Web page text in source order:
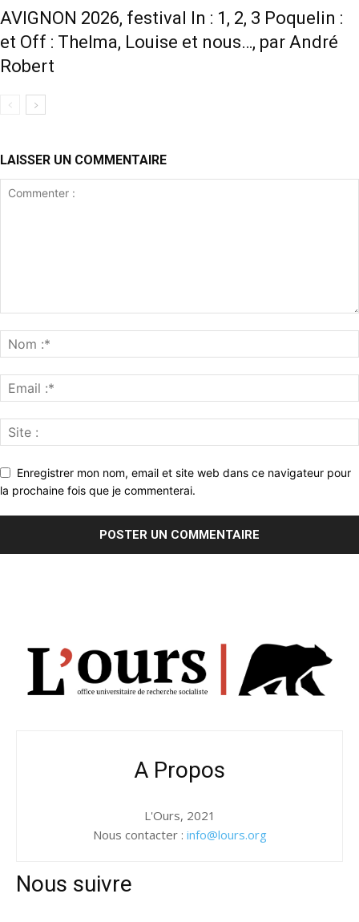
AVIGNON 2026, festival In : 1, 2, 3 Poquelin :
et Off : Thelma, Louise et nous…, par André
Robert
LAISSER UN COMMENTAIRE
Enregistrer mon nom, email et site web dans ce navigateur pour
la prochaine fois que je commenterai.
A Propos
L'Ours, 2021
Nous contacter : info@lours.org
Nous suivre